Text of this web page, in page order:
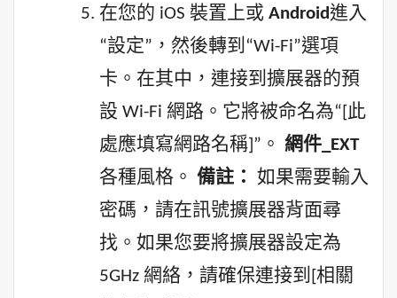
在您的 iOS 裝置上或 Android進入
“設定”，然後轉到“Wi-Fi”選項
卡。在其中，連接到擴展器的預
設 Wi-Fi 網路。它將被命名為“[此
處應填寫網路名稱]”。 網件_EXT
各種風格。 備註：
如果需要輸入
密碼，請在訊號擴展器背面尋
找。如果您要將擴展器設定為
5GHz 網絡，請確保連接到[相關